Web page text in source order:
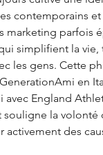
contemporains
marketing parfois
simplifient la vie,
les gens. Cette
en
avec England
la volonté
activement des